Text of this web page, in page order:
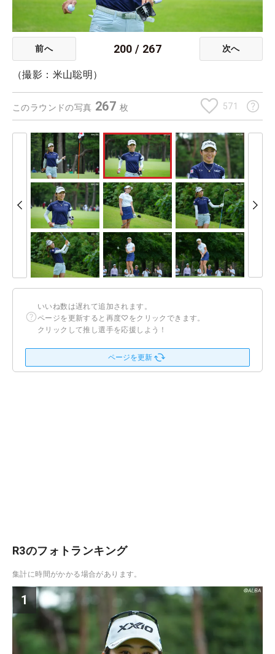
前へ 200 / 267 次へ
（撮影：米山聡明）
このラウンドの写真 267 枚 571
いいね数は遅れて追加されます。
ページを更新すると再度♡をクリックできます。
クリックして推し選手を応援しよう！
ページを更新
R3のフォトランキング
集計に時間がかかる場合があります。
1